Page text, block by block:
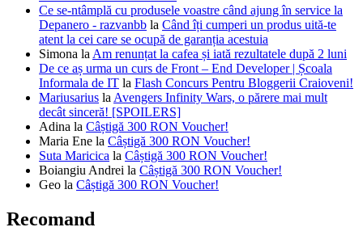
Ce se-ntâmplă cu produsele voastre când ajung în service la
Depanero - razvanbb la Când îți cumperi un produs uită-te
atent la cei care se ocupă de garanția acestuia
Simona la Am renunțat la cafea și iată rezultatele după 2 luni
De ce aș urma un curs de Front – End Developer | Școala
Informala de IT la Flash Concurs Pentru Bloggerii Craioveni!
Mariusarius la Avengers Infinity Wars, o părere mai mult
decât sinceră! [SPOILERS]
Adina la Câștigă 300 RON Voucher!
Maria Ene la Câștigă 300 RON Voucher!
Suta Maricica la Câștigă 300 RON Voucher!
Boiangiu Andrei la Câștigă 300 RON Voucher!
Geo la Câștigă 300 RON Voucher!
Recomand